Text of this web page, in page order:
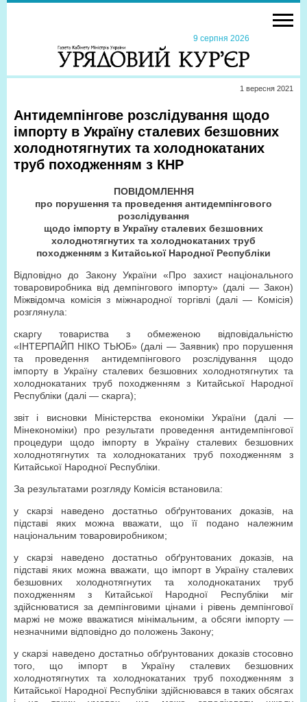
9 серпня 2026
1 вересня 2021
Антидемпінгове розслідування щодо
імпорту в Україну сталевих безшовних
холоднотягнутих та холоднокатаних
труб походженням з КНР
ПОВІДОМЛЕННЯ
про порушення та проведення антидемпінгового
розслідування
щодо імпорту в Україну сталевих безшовних
холоднотягнутих та холоднокатаних труб
походженням з Китайської Народної Республіки
Відповідно до Закону України «Про захист національного
товаровиробника від демпінгового імпорту» (далі — Закон)
Міжвідомча комісія з міжнародної торгівлі (далі — Комісія)
розглянула:
скаргу товариства з обмеженою відповідальністю
«ІНТЕРПАЙП НІКО ТЬЮБ» (далі — Заявник) про порушення
та проведення антидемпінгового розслідування щодо
імпорту в Україну сталевих безшовних холоднотягнутих та
холоднокатаних труб походженням з Китайської Народної
Республіки (далі — скарга);
звіт і висновки Міністерства економіки України (далі —
Мінекономіки) про результати проведення антидемпінгової
процедури щодо імпорту в Україну сталевих безшовних
холоднотягнутих та холоднокатаних труб походженням з
Китайської Народної Республіки.
За результатами розгляду Комісія встановила:
у скарзі наведено достатньо обґрунтованих доказів, на
підставі яких можна вважати, що її подано належним
національним товаровиробником;
у скарзі наведено достатньо обґрунтованих доказів, на
підставі яких можна вважати, що імпорт в Україну сталевих
безшовних холоднотягнутих та холоднокатаних труб
походженням з Китайської Народної Республіки міг
здійснюватися за демпінговими цінами і рівень демпінгової
маржі не може вважатися мінімальним, а обсяги імпорту —
незначними відповідно до положень Закону;
у скарзі наведено достатньо обґрунтованих доказів стосовно
того, що імпорт в Україну сталевих безшовних
холоднотягнутих та холоднокатаних труб походженням з
Китайської Народної Республіки здійснювався в таких обсягах